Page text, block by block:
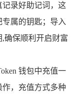
录好助记词，这
属的钥匙；导入
确保顺利开启财富
钱包中充值一
，充值方式多种